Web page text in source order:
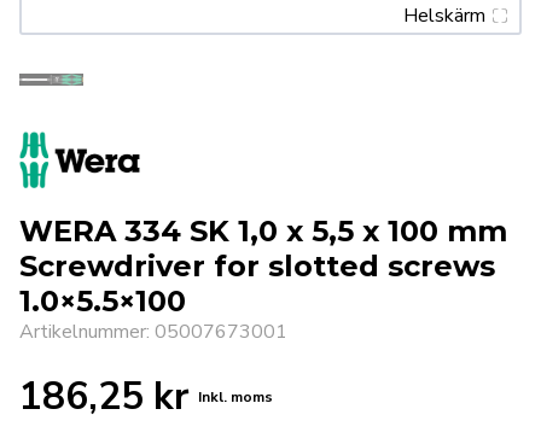
Helskärm
WERA 334 SK 1,0 x 5,5 x 100 mm
Screwdriver for slotted screws
1.0×5.5×100
Artikelnummer: 05007673001
186,25 kr Inkl. moms